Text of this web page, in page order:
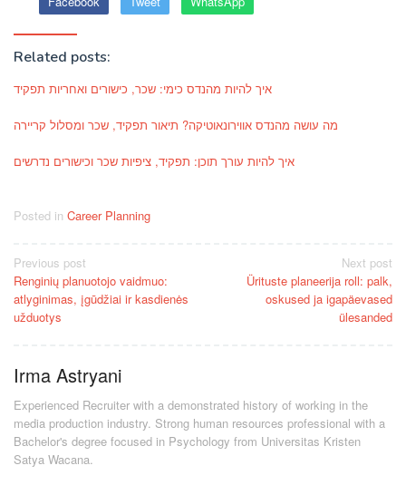
Related posts:
איך להיות מהנדס כימי: שכר, כישורים ואחריות תפקיד
מה עושה מהנדס אווירונאוטיקה? תיאור תפקיד, שכר ומסלול קריירה
איך להיות עורך תוכן: תפקיד, ציפיות שכר וכישורים נדרשים
Posted in Career Planning
Post
navigation
Previous post
Renginių planuotojo vaidmuo:
atlyginimas, įgūdžiai ir kasdienės
užduotys
Next post
Ürituste planeerija roll: palk,
oskused ja igapäevased
ülesanded
Irma Astryani
Experienced Recruiter with a demonstrated history of working in the
media production industry. Strong human resources professional with a
Bachelor's degree focused in Psychology from Universitas Kristen
Satya Wacana.